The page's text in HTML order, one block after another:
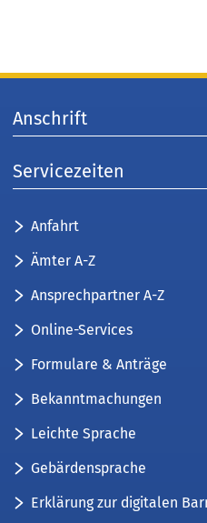
Anschrift
Servicezeiten
Anfahrt
Ämter A-Z
Ansprechpartner A-Z
Online-Services
Formulare & Anträge
Bekanntmachungen
Leichte Sprache
Gebärdensprache
Erklärung zur digitalen